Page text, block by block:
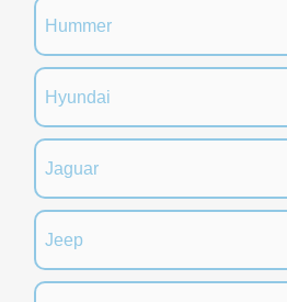
Hummer
Hyundai
Jaguar
Jeep